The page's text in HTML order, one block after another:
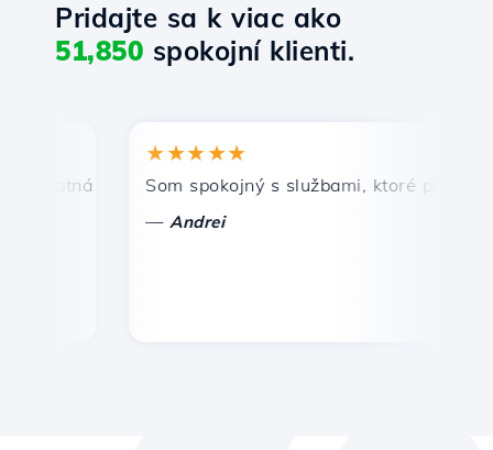
Pridajte sa k viac ako
51,850 spokojní klienti.
a efektívna technická podpora.
★★★★★
Som spokojný s službami, ktoré ponúka
Andrei